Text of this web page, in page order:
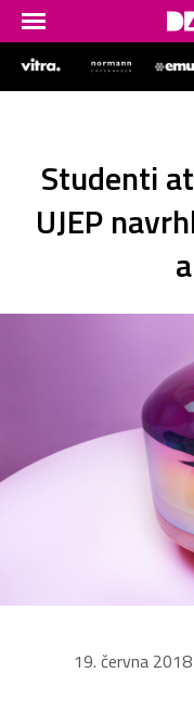
Studenti
UJEP
19. června 2018